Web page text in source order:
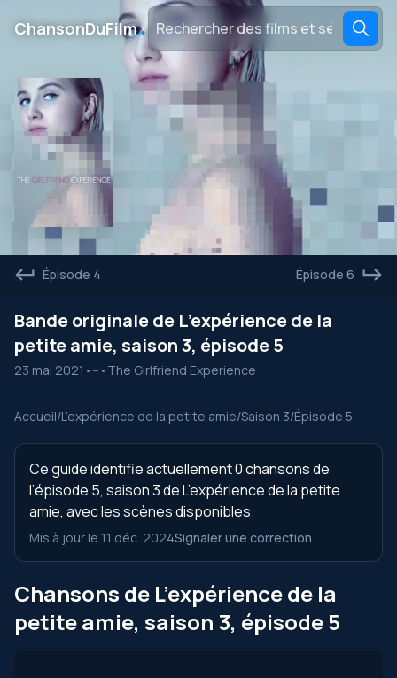
ChansonDuFilm․
Épisode 4 Épisode 6
Bande originale de L’expérience de la
petite amie, saison 3, épisode 5
23 mai 2021 • -- • The Girlfriend Experience
Accueil/L’expérience de la petite amie/Saison 3/Épisode 5
Ce guide identifie actuellement 0 chansons de
l’épisode 5, saison 3 de L’expérience de la petite
amie, avec les scènes disponibles.
Mis à jour le 11 déc. 2024Signaler une correction
Chansons de L’expérience de la
petite amie, saison 3, épisode 5